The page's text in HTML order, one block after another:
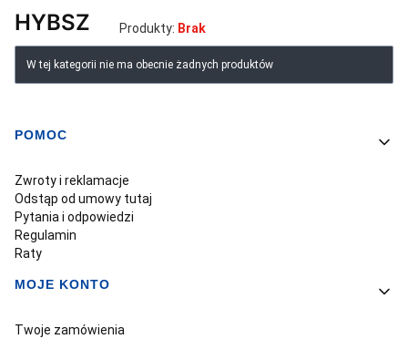
HYBSZ Produkty: Brak
Lista produktów
W tej kategorii nie ma obecnie żadnych produktów
Linki w stopce
POMOC
Zwroty i reklamacje
Odstąp od umowy tutaj
Pytania i odpowiedzi
Regulamin
Raty
MOJE KONTO
Twoje zamówienia